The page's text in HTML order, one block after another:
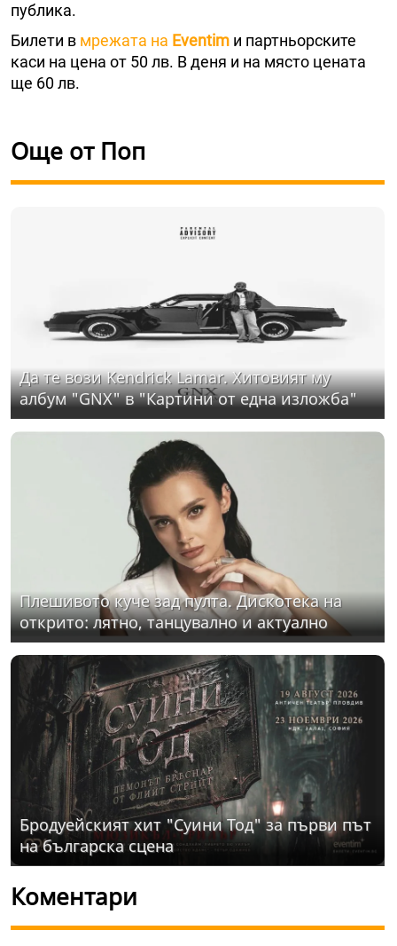
публика.
Билети в мрежата на Eventim и партньорските
каси на цена от 50 лв. В деня и на място цената
ще 60 лв.
Още от Поп
Да те вози Kendrick Lamar. Хитовият му
албум "GNX" в "Картини от една изложба"
Плешивото куче зад пулта. Дискотека на
открито: лятно, танцувално и актуално
Бродуейският хит "Суини Тод" за първи път
на българска сцена
Коментари